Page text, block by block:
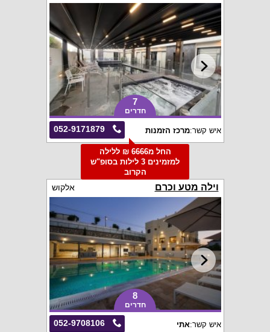
7
חדרים
052-9171879 איש קשר:מרכז הזמנות
החל מ6666 ₪ ללילה
למזמינים 3 לילות בסופ"ש
הקרוב
וילה מטע וכרם אלקוש
8
חדרים
052-9708106 איש קשר:אתי